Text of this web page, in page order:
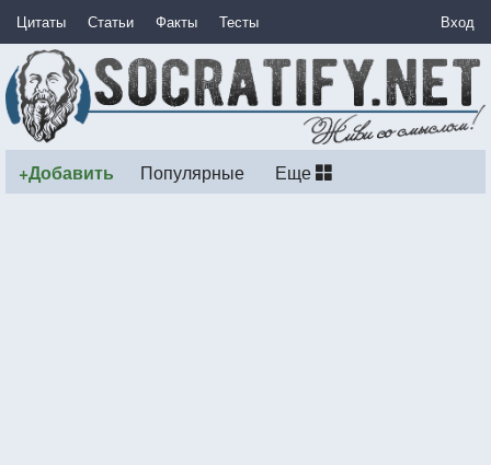
Цитаты Статьи Факты Тесты Вход
+Добавить Популярные Еще